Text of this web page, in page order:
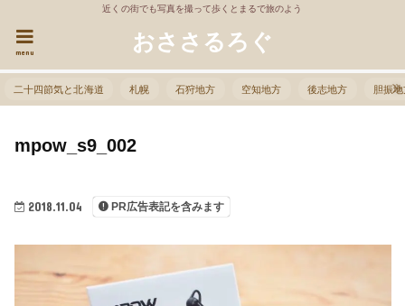
近くの街でも写真を撮って歩くとまるで旅のよう
おささるろぐ
menu
二十四節気と北海道 札幌 石狩地方 空知地方 後志地方 胆振
2018.11.04 PR広告表記を含みます
mpow_s9_002